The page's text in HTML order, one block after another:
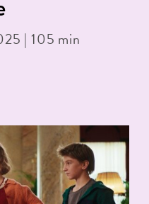
| 105 min